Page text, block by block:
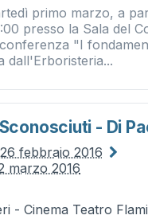
primo marzo, a
presso la Sala del
"I
dall'Erboristeria...
- Di
febbraio 2016
marzo 2016
- Cinema Teatro